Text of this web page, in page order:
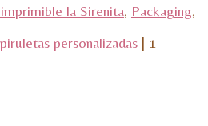
la Sirenita, Packaging,
piruletas personalizadas | 1